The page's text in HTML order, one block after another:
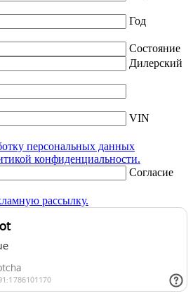
Год
Состояние
Дилерский
VIN
персональных данных
конфиденциальности.
Согласие
рассылку.